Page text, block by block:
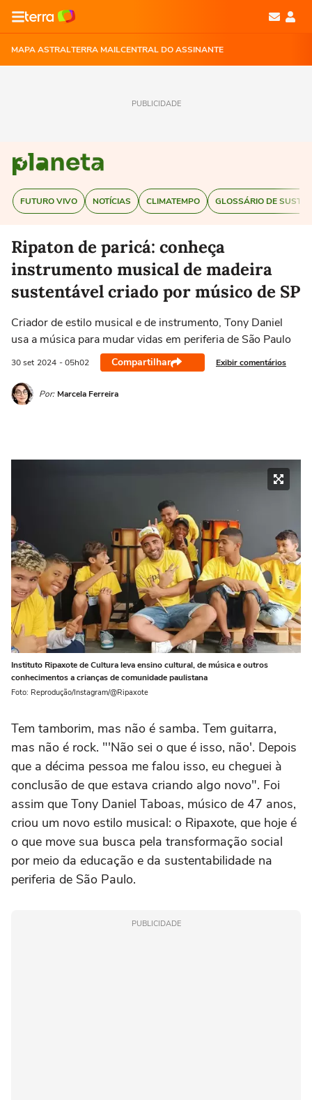
MAPA ASTRALTERRA MAILCENTRAL DO ASSINANTE
PUBLICIDADE
FUTURO VIVO NOTÍCIAS CLIMATEMPO GLOSSÁRIO DE
Ripaton de paricá: conheça
instrumento musical de madeira
sustentável criado por músico de SP
Criador de estilo musical e de instrumento, Tony Daniel
usa a música para mudar vidas em periferia de São Paulo
30 set 2024 - 05h02 Compartilhar Exibir comentários
Por: Marcela Ferreira
Instituto Ripaxote de Cultura leva ensino cultural, de música e outros
conhecimentos a crianças de comunidade paulistana
Foto: Reprodução/Instagram/@Ripaxote
Tem tamborim, mas não é samba. Tem guitarra,
mas não é rock. "'Não sei o que é isso, não'. Depois
que a décima pessoa me falou isso, eu cheguei à
conclusão de que estava criando algo novo". Foi
assim que Tony Daniel Taboas, músico de 47 anos,
criou um novo estilo musical: o Ripaxote, que hoje é
o que move sua busca pela transformação social
por meio da educação e da sustentabilidade na
periferia de São Paulo.
PUBLICIDADE